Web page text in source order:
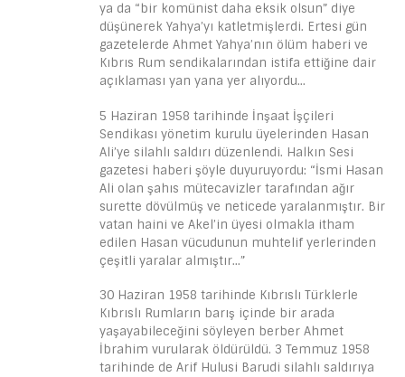
ya da “bir komünist daha eksik olsun” diye
düşünerek Yahya’yı katletmişlerdi. Ertesi gün
gazetelerde Ahmet Yahya’nın ölüm haberi ve
Kıbrıs Rum sendikalarından istifa ettiğine dair
açıklaması yan yana yer alıyordu…
5 Haziran 1958 tarihinde İnşaat İşçileri
Sendikası yönetim kurulu üyelerinden Hasan
Ali’ye silahlı saldırı düzenlendi. Halkın Sesi
gazetesi haberi şöyle duyuruyordu: “İsmi Hasan
Ali olan şahıs mütecavizler tarafından ağır
surette dövülmüş ve neticede yaralanmıştır. Bir
vatan haini ve Akel’in üyesi olmakla itham
edilen Hasan vücudunun muhtelif yerlerinden
çeşitli yaralar almıştır…”
30 Haziran 1958 tarihinde Kıbrıslı Türklerle
Kıbrıslı Rumların barış içinde bir arada
yaşayabileceğini söyleyen berber Ahmet
İbrahim vurularak öldürüldü. 3 Temmuz 1958
tarihinde de Arif Hulusi Barudi silahlı saldırıya